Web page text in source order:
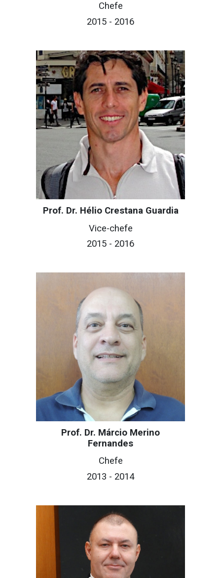
Chefe
2015 - 2016
Prof. Dr. Hélio Crestana Guardia
Vice-chefe
2015 - 2016
Prof. Dr. Márcio Merino
Fernandes
Chefe
2013 - 2014